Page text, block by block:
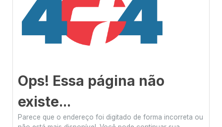
Ops! Essa página não
existe...
Parece que o endereço foi digitado de forma incorreta ou